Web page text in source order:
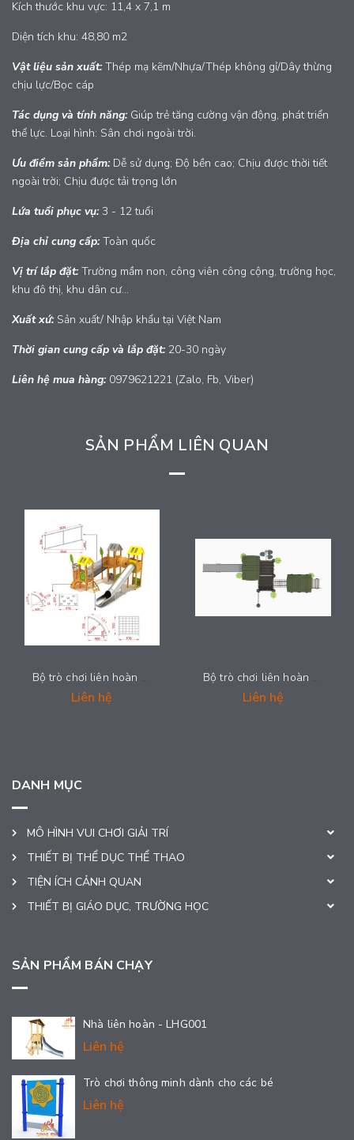
Kích thước khu vực: 11,4 x 7,1 m
Diện tích khu: 48,80 m2
Vật liệu sản xuất:Thép mạ kẽm/Nhựa/Thép không gỉ/Dây thừng
chịu lực/Bọc cáp
Tác dụng và tính năng: Giúp trẻ tăng cường vận động, phát triển
thể lực. Loại hình: Sân chơi ngoài trời.
Ưu điểm sản phẩm:Dễ sử dụng; Độ bền cao; Chịu được thời tiết
ngoài trời; Chịu được tải trọng lớn
Lứa tuổi phục vụ:3 - 12 tuổi
Địa chỉ cung cấp:Toàn quốc
Vị trí lắp đặt:Trường mầm non, công viên công cộng, trường học,
khu đô thị, khu dân cư...
Xuất xứ:Sản xuất/ Nhập khẩu tại Việt Nam
Thời gian cung cấp và lắp đặt: 20-30 ngày
Liên hệ mua hàng: 0979621221 (Zalo, Fb, Viber)
SẢN PHẨM LIÊN QUAN
Bộ trò chơi liên hoàn cầu trượt - 2025-LH022
Liên hệ
Bộ trò chơi liên hoàn cầu trượt - 2025-LH019
Liên hệ
DANH MỤC
MÔ HÌNH VUI CHƠI GIẢI TRÍ
THIẾT BỊ THỂ DỤC THỂ THAO
TIỆN ÍCH CẢNH QUAN
THIẾT BỊ GIÁO DỤC, TRƯỜNG HỌC
SẢN PHẨM BÁN CHẠY
Nhà liên hoàn - LHG001
Liên hệ
Trò chơi thông minh dành cho các bé
Liên hệ